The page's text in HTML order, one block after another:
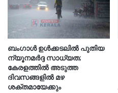
ബംഗാൾ ഉൾക്കടലിൽ പുതിയ
ന്യൂനമർദ്ദ സാധ്യത;
കേരളത്തിൽ അടുത്ത
ദിവസങ്ങളിൽ മഴ
ശക്തമായേക്കും